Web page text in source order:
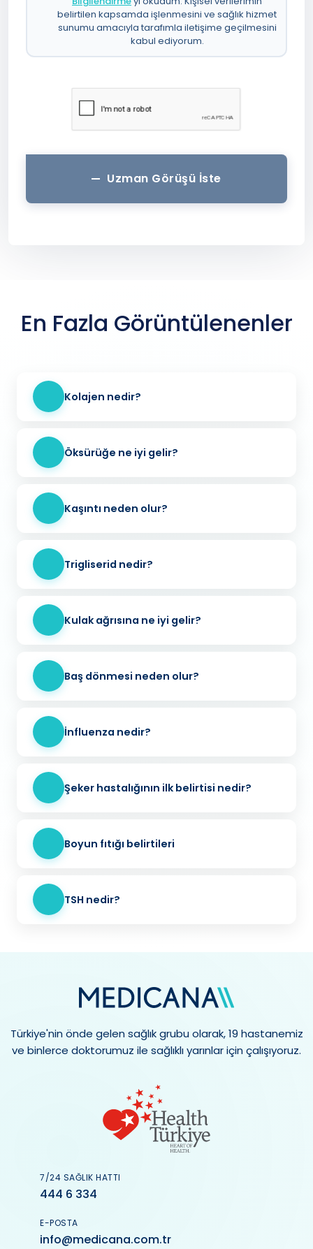
belirtilen kapsamda işlenmesini ve sağlık hizmet
sunumu amacıyla tarafımla iletişime geçilmesini
kabul ediyorum.
Uzman Görüşü İste
En Fazla Görüntülenenler
Kolajen nedir?
Öksürüğe ne iyi gelir?
Kaşıntı neden olur?
Trigliserid nedir?
Kulak ağrısına ne iyi gelir?
Baş dönmesi neden olur?
İnfluenza nedir?
Şeker hastalığının ilk belirtisi nedir?
Boyun fıtığı belirtileri
TSH nedir?
Türkiye'nin önde gelen sağlık grubu olarak, 19 hastanemiz
ve binlerce doktorumuz ile sağlıklı yarınlar için çalışıyoruz.
7/24 SAĞLIK HATTI
444 6 334
E-POSTA
info@medicana.com.tr